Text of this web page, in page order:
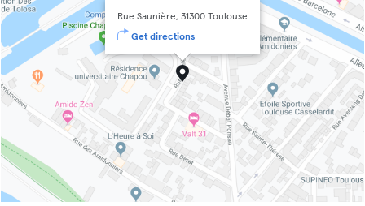
Rue Saunière, 31300 Toulouse
Get directions